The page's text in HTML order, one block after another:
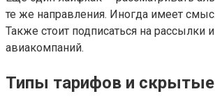
те же направления. Иногда имеет
Также стоит подписаться на
авиакомпаний.
Типы тарифов и